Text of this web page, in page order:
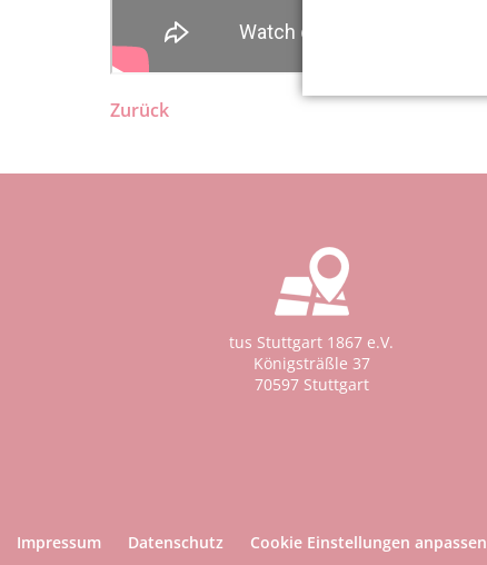
Zurück
tus Stuttgart 1867 e.V.
Königsträßle 37
70597 Stuttgart
Impressum Datenschutz Cookie Einstellungen anpassen